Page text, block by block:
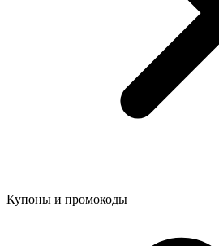
Купоны и промокоды